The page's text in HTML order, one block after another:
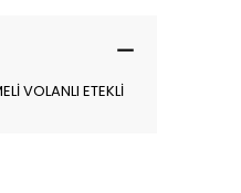
VOLANLI ETEKLİ